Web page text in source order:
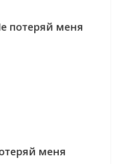
потеряй меня
меня